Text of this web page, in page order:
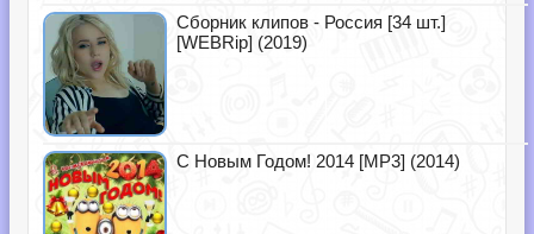
Сборник клипов - Россия [34 шт.]
[WEBRip] (2019)
С Новым Годом! 2014 [MP3] (2014)